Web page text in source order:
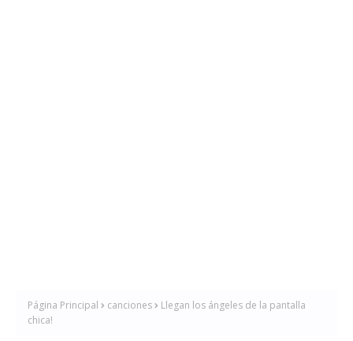
Página Principal canciones
Llegan los ángeles de la pantalla
chica!